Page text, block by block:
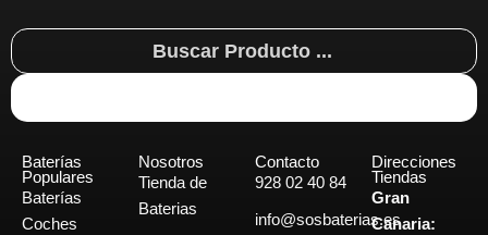
Search
...
Baterías
Populares
Baterías
Coches
Nosotros
Tienda de
Baterias
Contacto
928 02 40 84
info@sosbaterias.es
Direcciones
Tiendas
Gran
Canaria: